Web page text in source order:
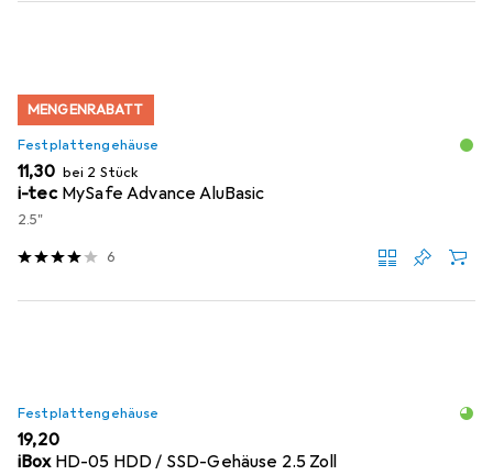
MENGENRABATT
Festplattengehäuse
EUR
11,30 bei 2 Stück
i-tec MySafe Advance AluBasic
2.5"
6
Festplattengehäuse
EUR
19,20
iBox HD-05 HDD / SSD-Gehäuse 2.5 Zoll